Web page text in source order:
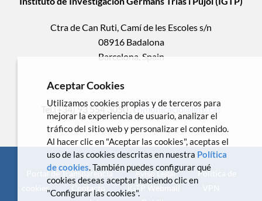
Ctra de Can Ruti, Camí de les Escoles s/n
08916 Badalona
Barcelona, Spain
Tel.(+34) 93 554 3050 .comunicacio@igtp.cat
Portal de Transparencia Aviso Legal
Política de
cookies
Contacto IGTP Webmail
Aceptar Cookies
Utilizamos cookies propias y de terceros para
mejorar la experiencia de usuario, analizar el
tráfico del sitio web y personalizar el contenido.
Al hacer clic en "Aceptar las cookies", aceptas el
uso de las cookies descritas en nuestra Política
de cookies. También puedes configurar qué
cookies deseas aceptar haciendo clic en
"Configurar las cookies".